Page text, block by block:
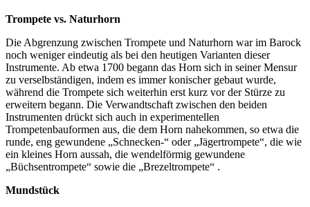
Trompete vs. Naturhorn
Die Abgrenzung zwischen Trompete und Naturhorn war im Barock
noch weniger eindeutig als bei den heutigen Varianten dieser
Instrumente. Ab etwa 1700 begann das Horn sich in seiner Mensur
zu verselbständigen, indem es immer konischer gebaut wurde,
während die Trompete sich weiterhin erst kurz vor der Stürze zu
erweitern begann. Die Verwandtschaft zwischen den beiden
Instrumenten drückt sich auch in experimentellen
Trompetenbauformen aus, die dem Horn nahekommen, so etwa die
runde, eng gewundene „Schnecken-“ oder „Jägertrompete“, die wie
ein kleines Horn aussah, die wendelförmig gewundene
„Büchsentrompete“ sowie die „Brezeltrompete“ .
Mundstück